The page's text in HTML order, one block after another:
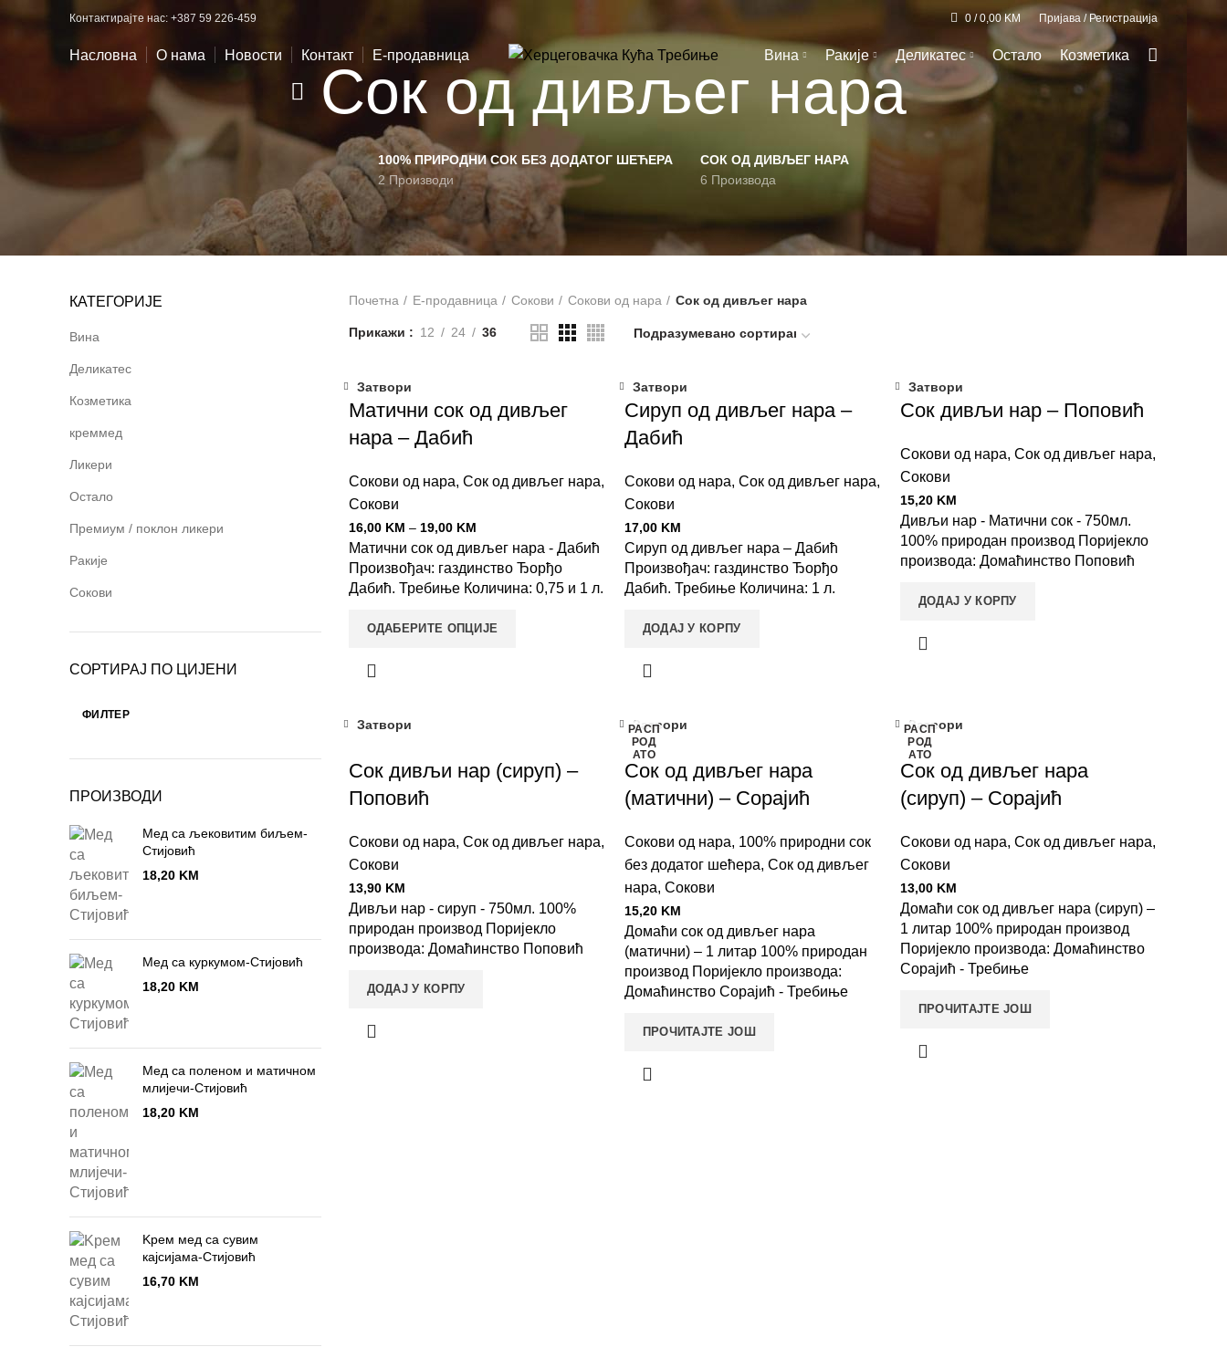
Контактирајте нас: +387 59 226-459 0 / 0,00KM Пријава / Регистрација
Насловна О нама Новости Контакт E-продавница Вина Ракије Деликатес Остало Козметика
Сок од дивљег нара
100% ПРИРОДНИ СОК БЕЗ ДОДАТОГ ШЕЋЕРА
2 Производи
СОК ОД ДИВЉЕГ НАРА
6 Производа
КАТЕГОРИЈЕ
Вина
Деликатес
Козметика
креммед
Ликери
Остало
Премиум / поклон ликери
Ракије
Сокови
СОРТИРАЈ ПО ЦИЈЕНИ
ФИЛТЕР
ПРОИЗВОДИ
Мед са љековитим биљем-
Стијовић
18,20 KM
Meд са куркумом-Стијовић
18,20 KM
Мед са поленом и матичном
млијечи-Стијовић
18,20 KM
Kрем мед са сувим
кајсијама-Стијовић
16,70 KM
Почетна Е-продавница Сокови Сокови од нара Сок од дивљег нара
Прикажи 12 24 36
Затвори
Матични сок од дивљег
нара – Дабић
Сокови од нара, Сок од дивљег нара,
Сокови
16,00 KM – 19,00 KM
Матични сок од дивљег нара - Дабић
Произвођач: газдинство Ђорђо
Дабић. Требиње Количина: 0,75 и 1 л.
ОДАБЕРИТЕ ОПЦИЈЕ
Затвори
Сируп од дивљег нара –
Дабић
Сокови од нара, Сок од дивљег нара,
Сокови
17,00 KM
Сируп од дивљег нара – Дабић
Произвођач: газдинство Ђорђо
Дабић. Требиње Количина: 1 л.
ДОДАЈ У КОРПУ
Затвори
Сок дивљи нар – Поповић
Сокови од нара, Сок од дивљег нара,
Сокови
15,20 KM
Дивљи нар - Матични сок - 750мл.
100% природан производ Поријекло
производа: Домаћинство Поповић
ДОДАЈ У КОРПУ
Затвори
Сок дивљи нар (сируп) –
Поповић
Сокови од нара, Сок од дивљег нара,
Сокови
13,90 KM
Дивљи нар - сируп - 750мл. 100%
природан производ Поријекло
производа: Домаћинство Поповић
ДОДАЈ У КОРПУ
РАСП
РОД
АТО
Затвори
Сок од дивљег нара
(матични) – Сорајић
Сокови од нара, 100% природни сок
без додатог шећера, Сок од дивљег
нара, Сокови
15,20 KM
Домаћи сок од дивљег нара
(матични) – 1 литар 100% природан
производ Поријекло производа:
Домаћинство Сорајић - Требиње
ПРОЧИТАЈТЕ ЈОШ
РАСП
РОД
АТО
Затвори
Сок од дивљег нара
(сируп) – Сорајић
Сокови од нара, Сок од дивљег нара,
Сокови
13,00 KM
Домаћи сок од дивљег нара (сируп) –
1 литар 100% природан производ
Поријекло производа: Домаћинство
Сорајић - Требиње
ПРОЧИТАЈТЕ ЈОШ